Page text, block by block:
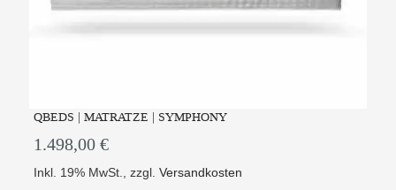
QBEDS | MATRATZE | SYMPHONY
1.498,00 €
Inkl. 19% MwSt. ,zzgl.Versandkosten